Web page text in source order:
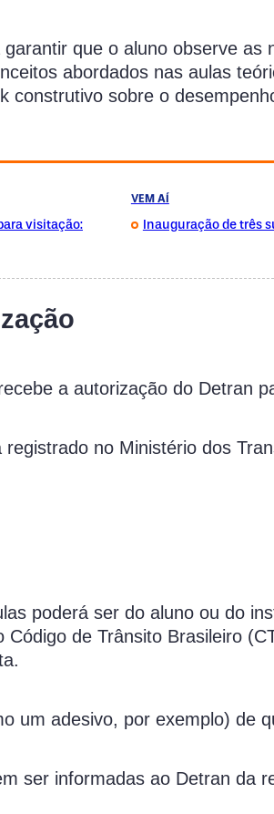
que o aluno observe as
abordados nas aulas
construtivo sobre o
visitação:
VEM AÍ
Inauguração de três
a autorização do Detran
no Ministério dos
poderá ser do aluno ou do
de Trânsito Brasileiro
um adesivo, por exemplo) de
ser informadas ao Detran da